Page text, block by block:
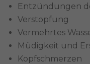
Entzündungen
Verstopfung
Vermehrtes
Müdigkeit und
Kopfschmerzen